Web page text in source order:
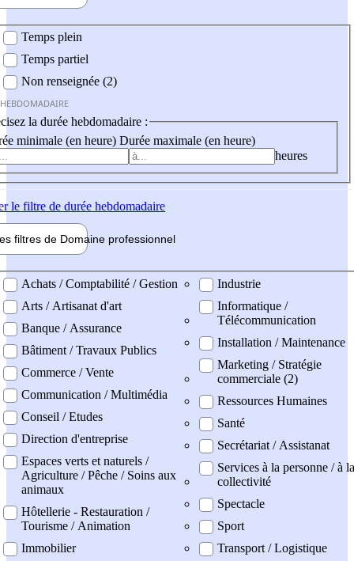
Temps plein
Temps partiel
Non renseignée (2)
la durée hebdomadaire :
minimale (en heure) Durée maximale (en heure)
heures
le filtre de durée hebdomadaire
filtres de Domaine professionnel
professionel
Achats / Comptabilité / Gestion
Arts / Artisanat d'art
Banque / Assurance
Bâtiment / Travaux Publics
Commerce / Vente
Communication / Multimédia
Conseil / Etudes
Direction d'entreprise
Espaces verts et naturels /
Agriculture / Pêche / Soins aux
animaux
Hôtellerie - Restauration /
Tourisme / Animation
Immobilier
Industrie
Informatique /
Télécommunication
Installation / Maintenance
Marketing / Stratégie
commerciale (2)
Ressources Humaines
Santé
Secrétariat / Assistanat
Services à la personne / à la
collectivité
Spectacle
Sport
Transport / Logistique